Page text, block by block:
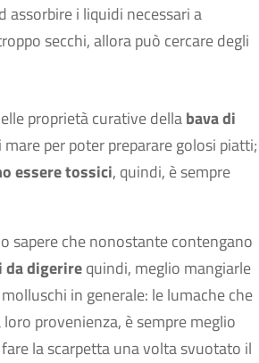
i liquidi necessari a
secchi, allora può cercare degli
proprietà curative dellabava di
per poter preparare golosi piatti;
essere tossici, quindi, è sempre
sapere che nonostante contengano
digerirequindi, meglio mangiarle
in generale: le lumache che
provenienza, è sempre meglio
la scarpetta una volta svuotato il